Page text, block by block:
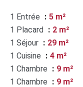
1 Entrée
5 m²
1 Placard
2 m²
1 Séjour
29 m²
1 Cuisine
4 m²
1 Chambre
9 m²
1 Chambre
9 m²